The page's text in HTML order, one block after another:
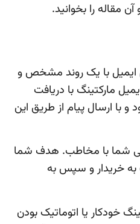
مقاله را بخوانید.
ایمیل با یک روند مشخص و
مارکتینگ با دریافت
ارسال پیام از طریق این
شما با مخاطب. هدف شما
به خریدار و سپس به
خودکار یا اتوماتیک بودن